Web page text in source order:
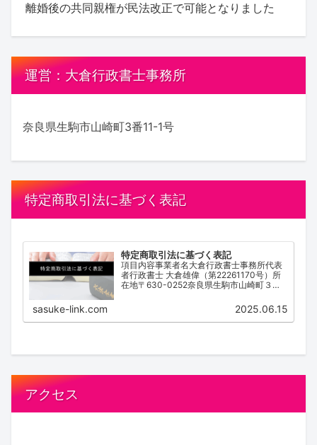
離婚後の共同親権が民法改正で可能となりました
運営：大倉行政書士事務所
奈良県生駒市山崎町3番11-1号
特定商取引法に基づく表記
特定商取引法に基づく表記
項目内容事業者名大倉行政書士事務所代表
者行政書士 大倉雄偉（第22261170号）所
在地〒630-0252奈良県生駒市山崎町３番
間 / 受付時間9:00~18:00（不定休）サービ
sasuke-link.com 2025.06.15
アクセス